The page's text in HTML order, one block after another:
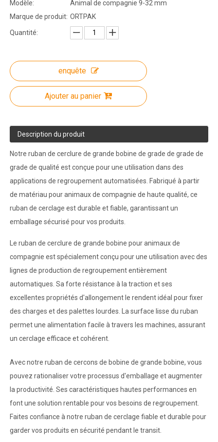
Modèle:
Animal de compagnie 9-32 mm
Marque de produit: ORTPAK
Quantité:
enquête
Ajouter au panier
Description du produit
Notre ruban de cerclure de grande bobine de grade de grade de
grade de qualité est conçue pour une utilisation dans des
applications de regroupement automatisées. Fabriqué à partir
de matériau pour animaux de compagnie de haute qualité, ce
ruban de cerclage est durable et fiable, garantissant un
emballage sécurisé pour vos produits.
Le ruban de cerclure de grande bobine pour animaux de
compagnie est spécialement conçu pour une utilisation avec des
lignes de production de regroupement entièrement
automatiques. Sa forte résistance à la traction et ses
excellentes propriétés d'allongement le rendent idéal pour fixer
des charges et des palettes lourdes. La surface lisse du ruban
permet une alimentation facile à travers les machines, assurant
un cerclage efficace et cohérent.
Avec notre ruban de cercons de bobine de grande bobine, vous
pouvez rationaliser votre processus d'emballage et augmenter
la productivité. Ses caractéristiques hautes performances en
font une solution rentable pour vos besoins de regroupement.
Faites confiance à notre ruban de cerclage fiable et durable pour
garder vos produits en sécurité pendant le transit.